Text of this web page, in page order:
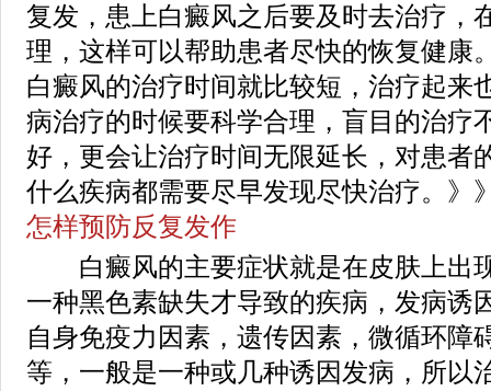
复发，患上白癜风之后要及时去治疗，
理，这样可以帮助患者尽快的恢复健康
白癜风的治疗时间就比较短，治疗起来
病治疗的时候要科学合理，盲目的治疗
好，更会让治疗时间无限延长，对患者
什么疾病都需要尽早发现尽快治疗。》
怎样预防反复发作
白癜风的主要症状就是在皮肤上出
一种黑色素缺失才导致的疾病，发病诱
自身免疫力因素，遗传因素，微循环障
等，一般是一种或几种诱因发病，所以